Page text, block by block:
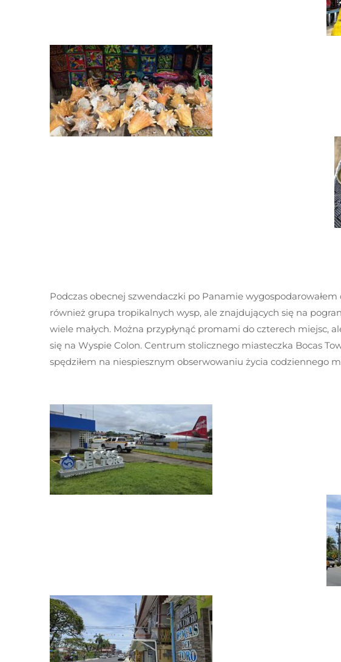
Podczas obecnej szwendaczki po Panamie
również grupa tropikalnych wysp, ale znajdujących się na
wiele małych. Można przypłynąć promami do czterech miejsc,
się na Wyspie Colon. Centrum stolicznego miasteczka Bocas
spędziłem na niespiesznym obserwowaniu życia codziennego